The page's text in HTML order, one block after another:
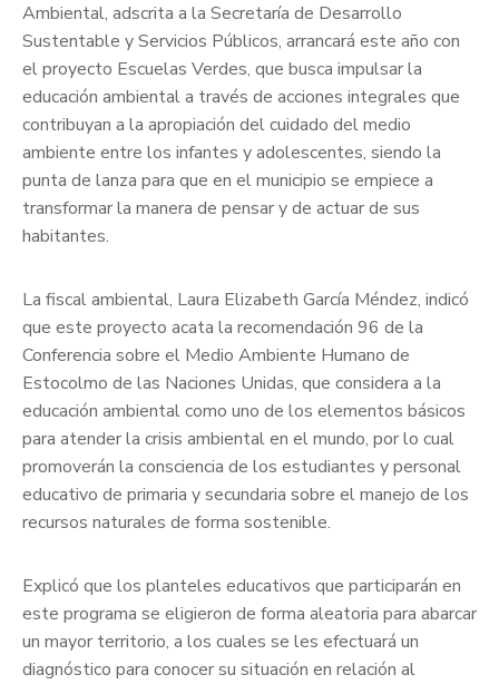
Ambiental, adscrita a la Secretaría de Desarrollo
Sustentable y Servicios Públicos, arrancará este año con
el proyecto Escuelas Verdes, que busca impulsar la
educación ambiental a través de acciones integrales que
contribuyan a la apropiación del cuidado del medio
ambiente entre los infantes y adolescentes, siendo la
punta de lanza para que en el municipio se empiece a
transformar la manera de pensar y de actuar de sus
habitantes.
La fiscal ambiental, Laura Elizabeth García Méndez, indicó
que este proyecto acata la recomendación 96 de la
Conferencia sobre el Medio Ambiente Humano de
Estocolmo de las Naciones Unidas, que considera a la
educación ambiental como uno de los elementos básicos
para atender la crisis ambiental en el mundo, por lo cual
promoverán la consciencia de los estudiantes y personal
educativo de primaria y secundaria sobre el manejo de los
recursos naturales de forma sostenible.
Explicó que los planteles educativos que participarán en
este programa se eligieron de forma aleatoria para abarcar
un mayor territorio, a los cuales se les efectuará un
diagnóstico para conocer su situación en relación al